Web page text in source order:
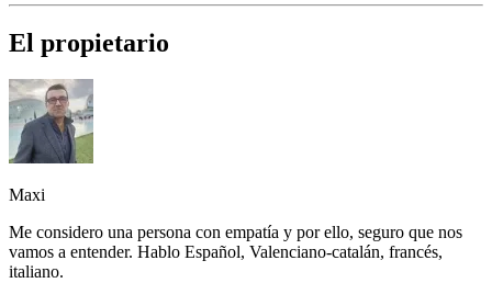
El propietario
Maxi
Me considero una persona con empatía y por ello, seguro que nos
vamos a entender. Hablo Español, Valenciano-catalán, francés,
italiano.